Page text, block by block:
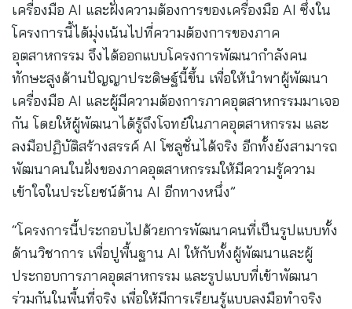
เครื่องมือ AI และฝั่งความต้องการของเครื่องมือ AI ซึ่งใน
โครงการนี้ได้มุ่งเน้นไปที่ความต้องการของภาค
อุตสาหกรรม จึงได้ออกแบบโครงการพัฒนากำลังคน
ทักษะสูงด้านปัญญาประดิษฐ์นี้ขึ้น เพื่อให้นำพาผู้พัฒนา
เครื่องมือ AI และผู้มีความต้องการภาคอุตสาหกรรมมาเจอ
กัน โดยให้ผู้พัฒนาได้รู้ถึงโจทย์ในภาคอุตสาหกรรม และ
ลงมือปฏิบัติสร้างสรรค์ AI โซลูชั่นได้จริง อีกทั้งยังสามารถ
พัฒนาคนในฝั่งของภาคอุตสาหกรรมให้มีความรู้ความ
เข้าใจในประโยชน์ด้าน AI อีกทางหนึ่ง”
“โครงการนี้ประกอบไปด้วยการพัฒนาคนที่เป็นรูปแบบทั้ง
ด้านวิชาการ เพื่อปูพื้นฐาน AI ให้กับทั้งผู้พัฒนาและผู้
ประกอบการภาคอุตสาหกรรม และรูปแบบที่เข้าพัฒนา
ร่วมกันในพื้นที่จริง เพื่อให้มีการเรียนรู้แบบลงมือทำจริง